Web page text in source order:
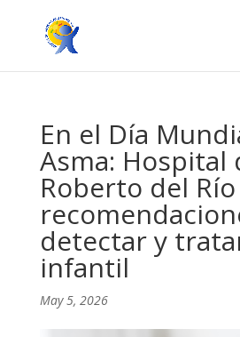
En el Día
Asma: Hospital
Roberto del
detectar y
infantil
May 5, 2026